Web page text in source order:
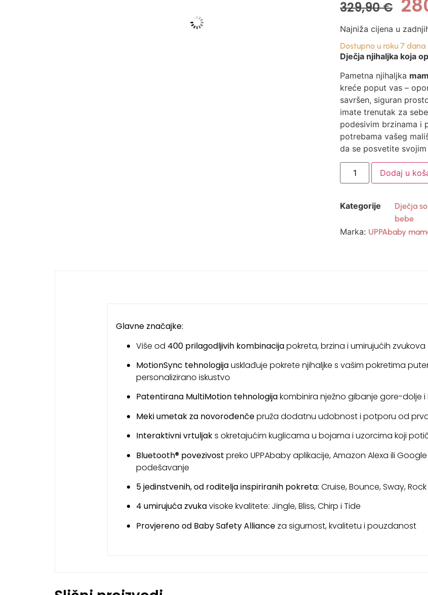
329,90€
Najniža cijena u
Dostupno u roku 7 dana
Dječja njihaljka koja
Pametna njihaljka
kreće poput vas –
savršen, siguran
imate trenutak za
podesivim brzinama i
potrebama vašeg
da se posvetite
Dodaj u
Kategorije Dječja
bebe
Marka: UPPAbaby
Glavne značajke:
Više od 400 prilagodljivih kombinacijapokreta, brzina i umirujućih zvukova
MotionSync tehnologijausklađuje pokrete njihaljke s vašim pokretima
personalizirano iskustvo
Patentirana MultiMotion tehnologijakombinira nježno gibanje gore-dolje
Meki umetak za novorođenčepruža dodatnu udobnost i potporu od
Interaktivni vrtuljaks okretajućim kuglicama u bojama i uzorcima koji
Bluetooth® povezivost preko UPPAbaby aplikacije, Amazon Alexa ili
podešavanje
5 jedinstvenih, od roditelja inspiriranih pokreta: Cruise, Bounce, Sway,
4 umirujuća zvukavisoke kvalitete: Jingle, Bliss, Chirp i Tide
Provjereno od Baby Safety Alliance za sigurnost, kvalitetu i pouzdanost